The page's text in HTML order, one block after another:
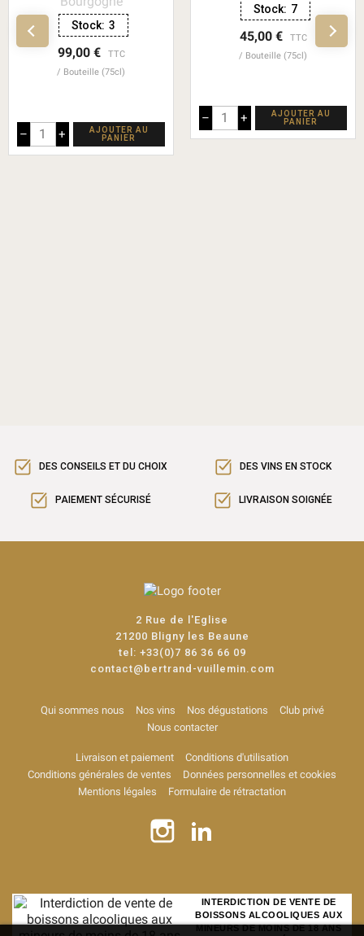
Stock: 3
99,00 €
TTC
Bouteille (75cl)
– +
AJOUTER AU
PANIER
Stock: 7
45,00 €
TTC
Bouteille (75cl)
– +
AJOUTER AU
PANIER
DES CONSEILS ET DU CHOIX DES VINS EN STOCK
PAIEMENT SÉCURISÉ LIVRAISON SOIGNÉE
2 Rue de l'Eglise
21200 Bligny les Beaune
tel: +33(0)7 86 36 66 09
contact@bertrand-vuillemin.com
Qui sommes nous Nos vins Nos dégustations
Club privé
Nous contacter
Livraison et paiement
Conditions d'utilisation
Conditions générales de ventes
Données personnelles et cookies
Mentions légales
Formulaire de rétractation
INTERDICTION DE VENTE DE
BOISSONS ALCOOLIQUES AUX
MINEURS DE MOINS DE 18 ANS